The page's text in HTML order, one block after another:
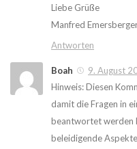
Liebe Grüße
Manfred
Antworten
Boah
9. August
Hinweis: Diesen
damit die Fragen in
beantwortet werden
beleidigende